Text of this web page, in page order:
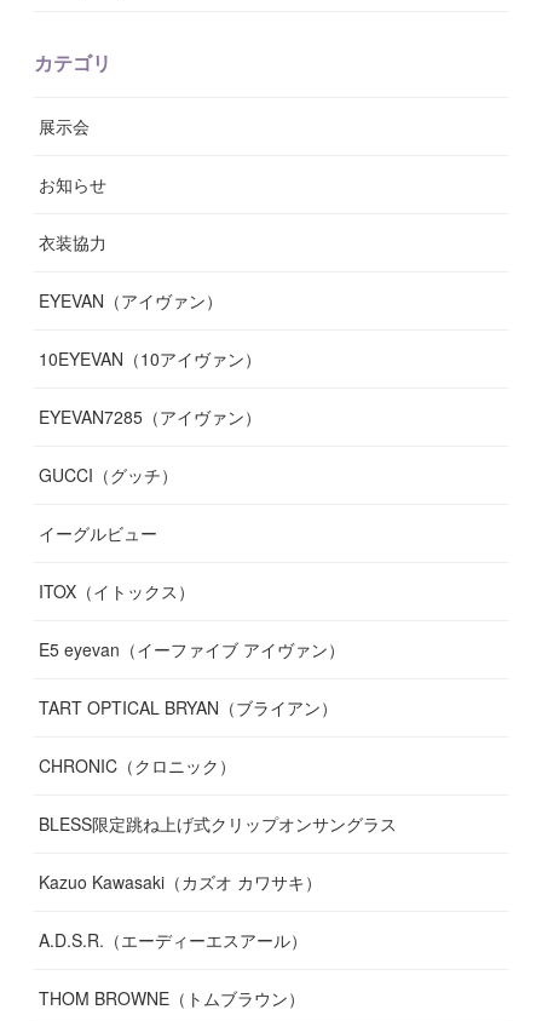
9
(14
(8
(9
(14
(19
(12)
(10)
(12
(10
(17)
(11)
(10)
(9
(7
(7
(10)
(11)
12)
(3
( 7
(13)
(11)
(13)
7)
(12)
(
( 5
(8)
(12)
11)
(13)
(13)
(10 )
(10)
13)
(16)
(14)
(17)
カテゴリ
展示会
お知らせ
衣装協力
EYEVAN（アイヴァン）
10EYEVAN（10アイヴァン）
EYEVAN7285（アイヴァン）
GUCCI（グッチ）
イーグルビュー
ITOX（イトックス）
E5 eyevan（イーファイブ アイヴァン）
TART OPTICAL BRYAN（ブライアン）
CHRONIC（クロニック）
BLESS限定跳ね上げ式クリップオンサングラス
Kazuo Kawasaki（カズオ カワサキ）
A.D.S.R.（エーディーエスアール）
THOM BROWNE（トムブラウン）